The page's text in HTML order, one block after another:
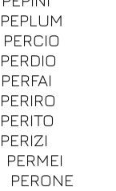
PEPLUM
PERCIO
PERDIO
PERFAI
PERIRO
PERITO
PERIZI
PERMEI
PERONE